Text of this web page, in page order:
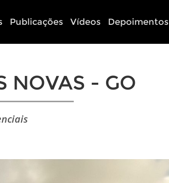
Publicações Vídeos Depoimentos
NOVAS - GO